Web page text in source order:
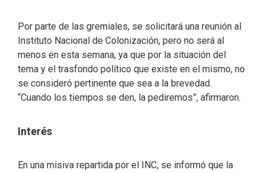
Por parte de las gremiales, se solicitará una reunión al
Instituto Nacional de Colonización, pero no será al
menos en esta semana, ya que por la situación del
tema y el trasfondo político que existe en el mismo, no
se consideró pertinente que sea a la brevedad.
“Cuando los tiempos se den, la pediremos”, afirmaron.
Interés
En una misiva repartida por el INC, se informó que la